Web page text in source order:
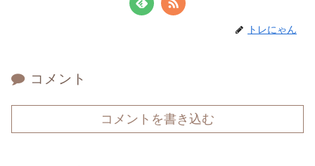
トレにゃん
コメント
コメントを書き込む